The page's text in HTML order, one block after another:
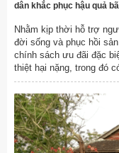
dân khắc phục hậu quả
Nhằm kịp thời hỗ trợ
đời sống và phục hồi
chính sách ưu đãi đặc
thiệt hại nặng, trong đó